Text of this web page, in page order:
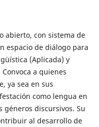
abierto, con sistema de
espacio de diálogo para
(Aplicada) y
a quienes
ya sea en sus
como lengua en
géneros discursivos. Su
al desarrollo de